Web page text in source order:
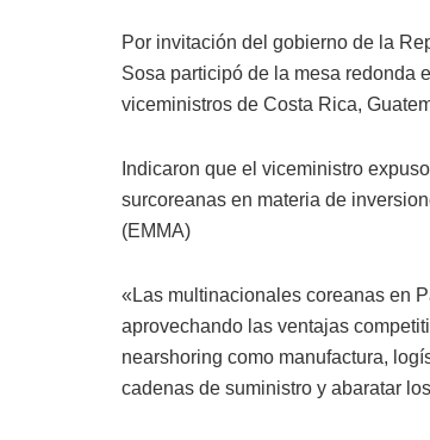
Por invitación del gobierno de la
Sosa participó de la mesa redonda
viceministros de Costa Rica,
Indicaron que el viceministro
surcoreanas en materia de
(EMMA)
«Las multinacionales coreanas en
aprovechando las ventajas
nearshoring como manufactura,
cadenas de suministro y abaratar